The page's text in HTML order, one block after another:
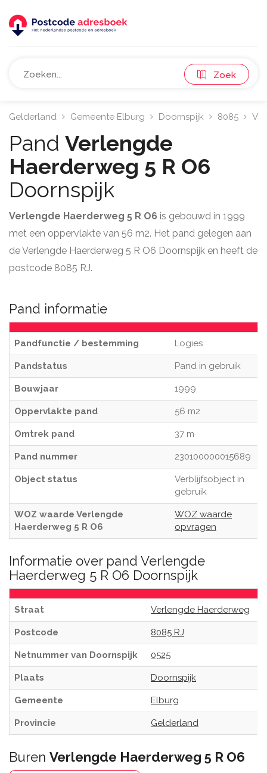
Zoek
Gelderland Gemeente Elburg Doornspijk 8085
Pand Verlengde
Haerderweg 5 R O6
Doornspijk
Verlengde Haerderweg 5 R O6 is gebouwd in 1999
met een oppervlakte van 56 m2. Het pand gelegen aan
de Verlengde Haerderweg 5 R O6 Doornspijk en heeft de
postcode 8085 RJ.
Pand informatie
Pandfunctie / bestemming Logies
Pandstatus Pand in gebruik
Bouwjaar 1999
Oppervlakte pand 56 m2
Omtrek pand 37 m
Pand nummer 230100000015689
Object status
Verblijfsobject in
gebruik
WOZ waarde Verlengde
Haerderweg 5 R O6
WOZ waarde
opvragen
Informatie over pand Verlengde
Haerderweg 5 R O6 Doornspijk
Straat Verlengde Haerderweg
Postcode 8085 RJ
Netnummer van Doornspijk 0525
Plaats Doornspijk
Gemeente Elburg
Provincie Gelderland
Buren Verlengde Haerderweg 5 R O6